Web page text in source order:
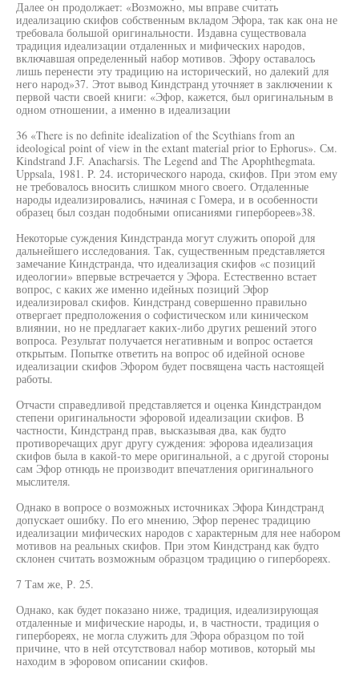
Далее он продолжает: «Возможно, мы вправе считать
идеализацию скифов собственным вкладом Эфора, так как она не
требовала большой оригинальности. Издавна существовала
традиция идеализации отдаленных и мифических народов,
включавшая определенный набор мотивов. Эфору оставалось
лишь перенести эту традицию на исторический, но далекий для
него народ»37. Этот вывод Киндстранд уточняет в заключении к
первой части своей книги: «Эфор, кажется, был оригинальным в
одном отношении, а именно в идеализации
36 «There is no definite idealization of the Scythians from an
ideological point of view in the extant material prior to Ephorus». См.
Kindstrand J.F. Anacharsis. The Legend and The Apophthegmata.
Uppsala, 1981. P. 24. исторического народа, скифов. При этом ему
не требовалось вносить слишком много своего. Отдаленные
народы идеализировались, начиная с Гомера, и в особенности
образец был создан подобными описаниями гипербореев»38.
Некоторые суждения Киндстранда могут служить опорой для
дальнейшего исследования. Так, существенным представляется
замечание Киндстранда, что идеализация скифов «с позиций
идеологии» впервые встречается у Эфора. Естественно встает
вопрос, с каких же именно идейных позиций Эфор
идеализировал скифов. Киндстранд совершенно правильно
отвергает предположения о софистическом или киническом
влиянии, но не предлагает каких-либо других решений этого
вопроса. Результат получается негативным и вопрос остается
открытым. Попытке ответить на вопрос об идейной основе
идеализации скифов Эфором будет посвящена часть настоящей
работы.
Отчасти справедливой представляется и оценка Киндстрандом
степени оригинальности эфоровой идеализации скифов. В
частности, Киндстранд прав, высказывая два, как будто
противоречащих друг другу суждения: эфорова идеализация
скифов была в какой-то мере оригинальной, а с другой стороны
сам Эфор отнюдь не производит впечатления оригинального
мыслителя.
Однако в вопросе о возможных источниках Эфора Киндстранд
допускает ошибку. По его мнению, Эфор перенес традицию
идеализации мифических народов с характерным для нее набором
мотивов на реальных скифов. При этом Киндстранд как будто
склонен считать возможным образцом традицию о гипербореях.
7 Там же, Р. 25.
Однако, как будет показано ниже, традиция, идеализирующая
отдаленные и мифические народы, и, в частности, традиция о
гипербореях, не могла служить для Эфора образцом по той
причине, что в ней отсутствовал набор мотивов, который мы
находим в эфоровом описании скифов.